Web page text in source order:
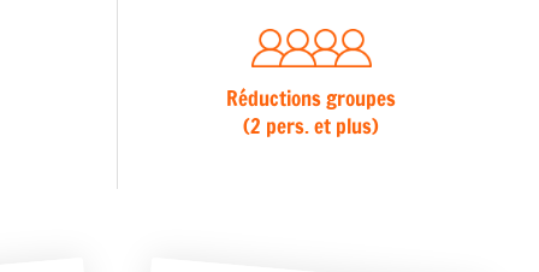
Réductions groupes
(2 pers. et plus)